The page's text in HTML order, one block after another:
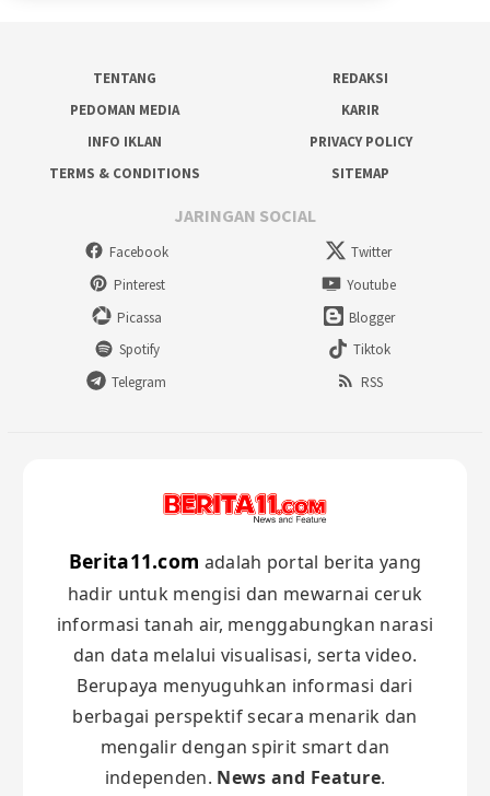
TENTANG
REDAKSI
PEDOMAN MEDIA
KARIR
INFO IKLAN
PRIVACY POLICY
TERMS & CONDITIONS
SITEMAP
JARINGAN SOCIAL
Facebook
Twitter
Pinterest
Youtube
Picassa
Blogger
Spotify
Tiktok
Telegram
RSS
Berita11.com adalah portal berita yang
hadir untuk mengisi dan mewarnai ceruk
informasi tanah air, menggabungkan narasi
dan data melalui visualisasi, serta video.
Berupaya menyuguhkan informasi dari
berbagai perspektif secara menarik dan
mengalir dengan spirit smart dan
independen. News and Feature.